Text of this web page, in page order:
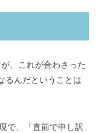
が、これが合わさった
るんだということは
で、「直前で申し訳